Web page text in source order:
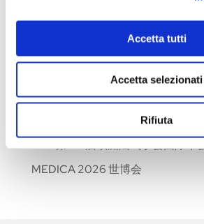
Accetta tutti
Accetta selezionati
Rifiuta
培训课程: SIC-ISHAWS 学院 – 第
培训课程：SIC-ISHAWS 学院 – 第
第三十五届意大利妇科和盆底泌尿
EHS 第 48 届欧洲疝气学会国际年
MEDICA 2026 世博会